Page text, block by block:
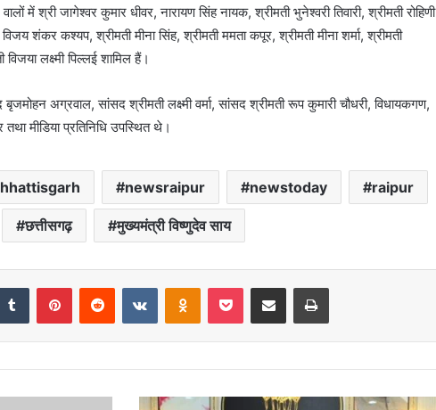
वालों में श्री जागेश्वर कुमार धीवर, नारायण सिंह नायक, श्रीमती भुनेश्वरी तिवारी, श्रीमती रोहिणी
विजय शंकर कश्यप, श्रीमती मीना सिंह, श्रीमती ममता कपूर, श्रीमती मीना शर्मा, श्रीमती
लक्ष्मी पिल्लई शामिल हैं।
अग्रवाल, सांसद श्रीमती लक्ष्मी वर्मा, सांसद श्रीमती रूप कुमारी चौधरी, विधायकगण,
मीडिया प्रतिनिधि उपस्थित थे।
newsraipur newstoday raipur
छत्तीसगढ़ मुख्यमंत्री विष्णुदेव साय
Tumblr PinterestReddit VKontakteOdnoklassniki
Pocket Share via Email Print